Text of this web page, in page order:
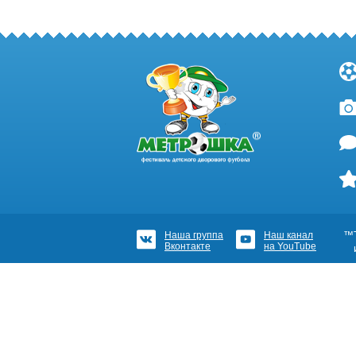
Наша группа
Вконтакте
Наш канал
на YouTube